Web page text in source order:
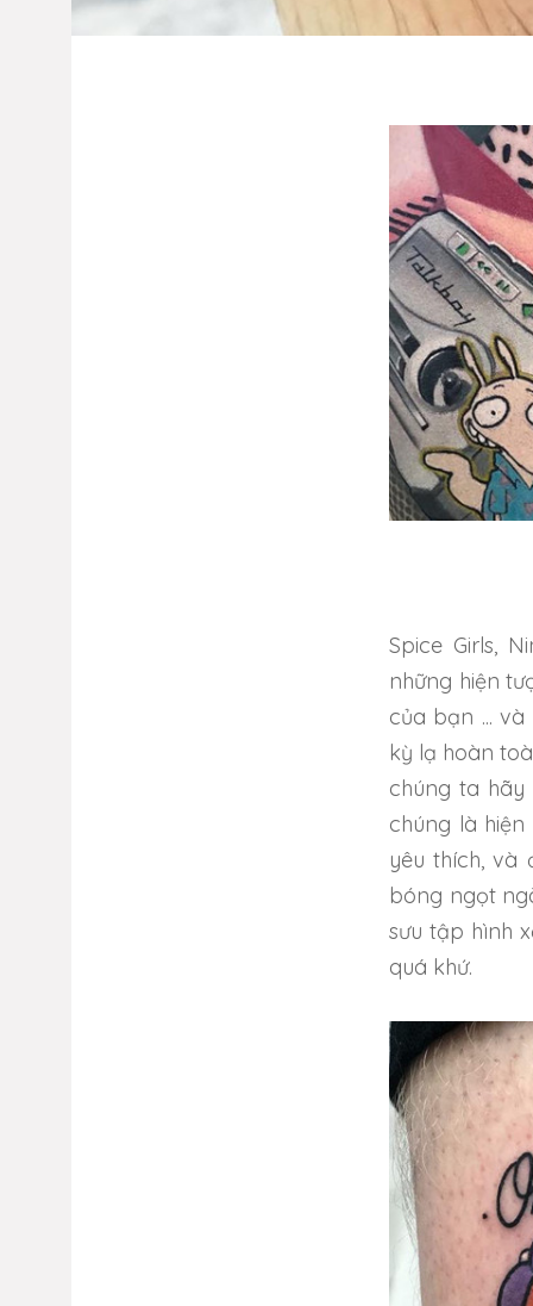
Spice Girls,
những hiện
của bạn ...
kỳ lạ hoàn
chúng ta
chúng là
yêu thích, và
bóng ngọt
sưu tập hình
quá khứ.